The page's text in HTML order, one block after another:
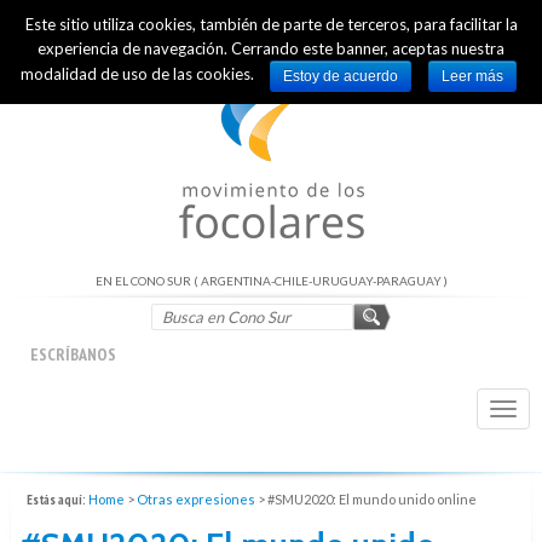
INTERNATIONAL OFFICIAL WEBSITE
EN EL CONO SUR ( ARGENTINA-CHILE-URUGUAY-PARAGUAY )
ESCRÍBANOS
Estás aquí: Home > Otras expresiones >#SMU2020: El mundo unido online
Este sitio utiliza cookies, también de parte de terceros, para facilitar la
experiencia de navegación. Cerrando este banner, aceptas nuestra
modalidad de uso de las cookies.
Estoy de acuerdo Leer más